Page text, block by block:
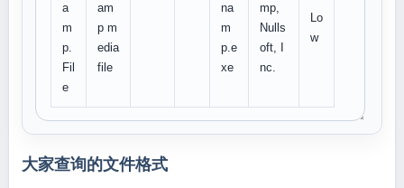
a
m
p.
Fil
e
am
p m
edia
file
na
m
p.e
xe
mp,
Nulls
oft, I
nc.
Lo
w
大家查询的文件格式